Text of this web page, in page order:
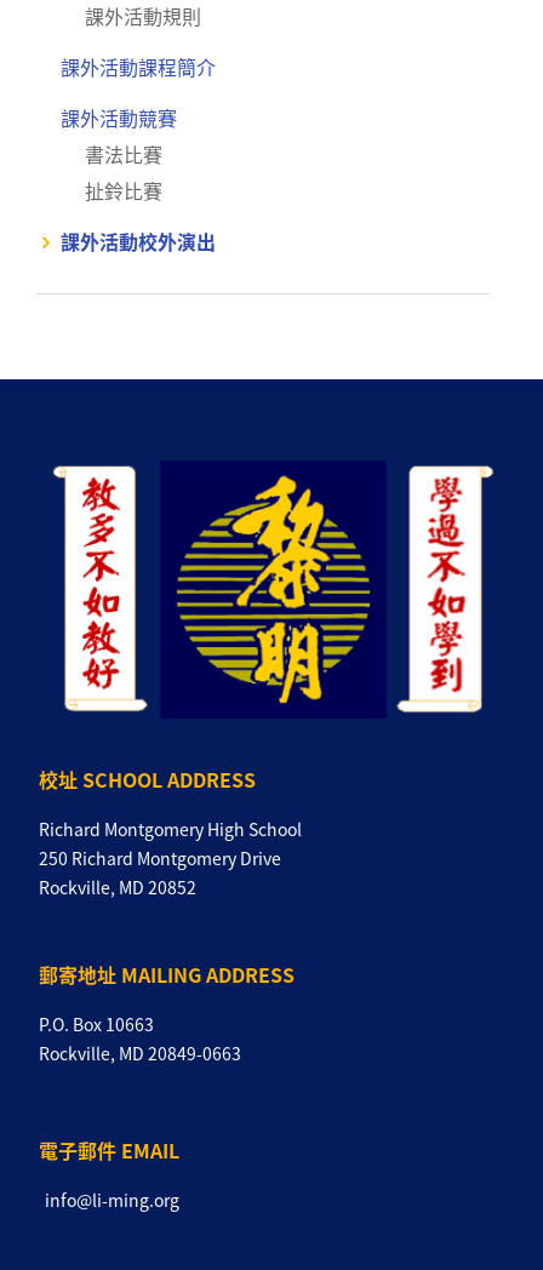
課外活動規則
課外活動課程簡介
課外活動競賽
書法比賽
扯鈴比賽
課外活動校外演出
校址 SCHOOL ADDRESS
Richard Montgomery High School
250 Richard Montgomery Drive
Rockville, MD 20852
郵寄地址 MAILING ADDRESS
P.O. Box 10663
Rockville, MD 20849-0663
電子郵件 EMAIL
info@li-ming.org